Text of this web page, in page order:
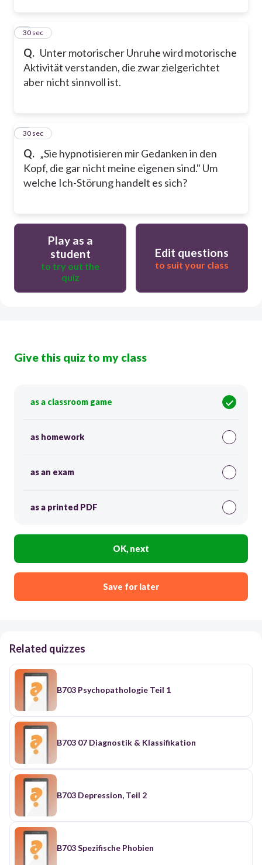
Q. Unter motorischer Unruhe wird motorische
Aktivität verstanden, die zwar zielgerichtet
aber nicht sinnvoll ist.
6
30 sec
Q. „Sie hypnotisieren mir Gedanken in den
Kopf, die gar nicht meine eigenen sind." Um
welche Ich-Störung handelt es sich?
7
30 sec
Play as a
student
to try out the
quiz
Edit questions
to suit your class
Give this quiz to my class
as a classroom game
as homework
as an exam
as a printed PDF
OK, next
Save for later
Related quizzes
B703 Psychopathologie Teil 1
B703 07 Diagnostik & Klassifikation
B703 Depression, Teil 2
B703 Spezifische Phobien